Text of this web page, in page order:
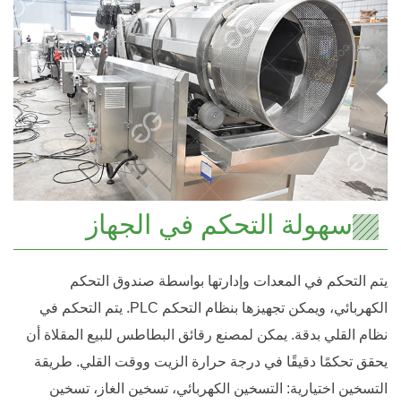
سهولة التحكم في الجهاز
يتم التحكم في المعدات وإدارتها بواسطة صندوق التحكم
الكهربائي، ويمكن تجهيزها بنظام التحكم PLC. يتم التحكم في
نظام القلي بدقة. يمكن لمصنع رقائق البطاطس للبيع المقلاة أن
يحقق تحكمًا دقيقًا في درجة حرارة الزيت ووقت القلي. طريقة
التسخين اختيارية: التسخين الكهربائي، تسخين الغاز، تسخين